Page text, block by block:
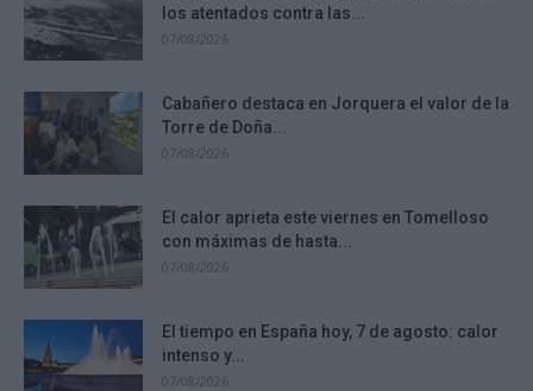
los atentados contra las...
07/08/2026
Cabañero destaca en Jorquera el valor de la
Torre de Doña...
07/08/2026
El calor aprieta este viernes en Tomelloso
con máximas de hasta...
07/08/2026
El tiempo en España hoy, 7 de agosto: calor
intenso y...
07/08/2026